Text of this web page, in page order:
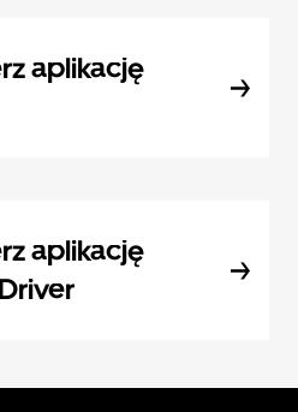
aplikację
aplikację